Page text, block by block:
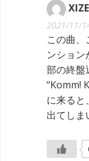
XIZE
2021/11/
この曲
ンショ
部の終盤
“Komm!
に来ると
出てしま